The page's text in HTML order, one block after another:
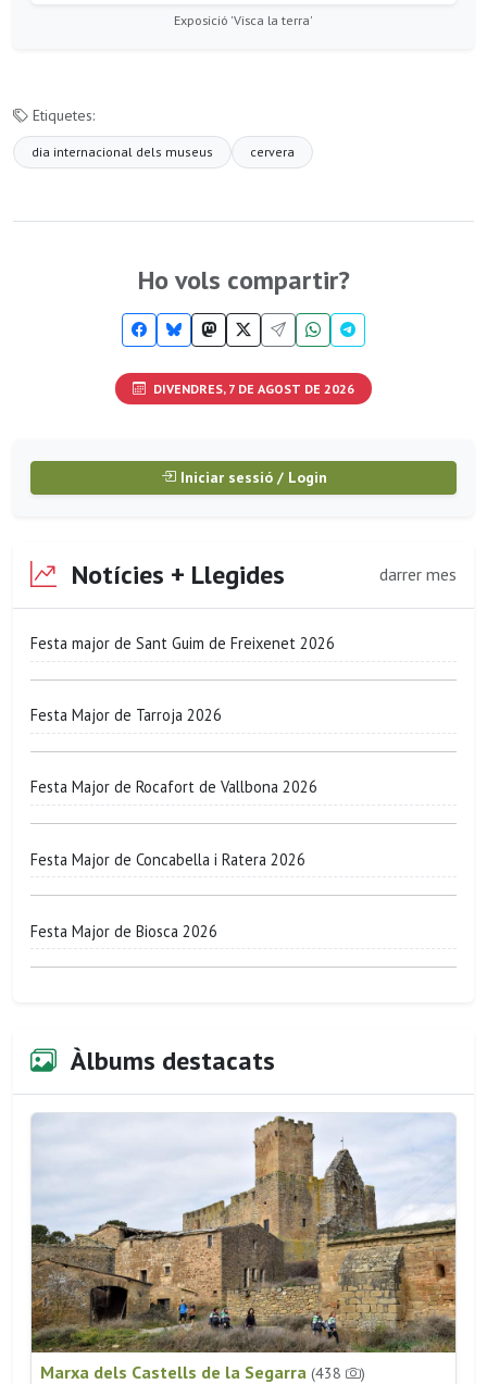
Exposició 'Visca la terra'
Etiquetes:
dia internacional dels museus cervera
Ho vols compartir?
DIVENDRES, 7 DE AGOST DE 2026
Iniciar sessió / Login
Notícies + Llegides darrer mes
Festa major de Sant Guim de Freixenet 2026
Festa Major de Tarroja 2026
Festa Major de Rocafort de Vallbona 2026
Festa Major de Concabella i Ratera 2026
Festa Major de Biosca 2026
Àlbums destacats
Marxa dels Castells de la Segarra (438 )